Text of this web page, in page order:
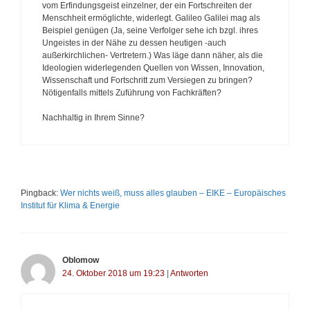
vom Erfindungsgeist einzelner, der ein Fortschreiten der
Menschheit ermöglichte, widerlegt. Galileo Galilei mag als
Beispiel genügen (Ja, seine Verfolger sehe ich bzgl. ihres
Ungeistes in der Nähe zu dessen heutigen -auch
außerkirchlichen- Vertretern.) Was läge dann näher, als die
Ideologien widerlegenden Quellen von Wissen, Innovation,
Wissenschaft und Fortschritt zum Versiegen zu bringen?
Nötigenfalls mittels Zuführung von Fachkräften?
Nachhaltig in Ihrem Sinne?
Pingback: Wer nichts weiß, muss alles glauben – EIKE – Europäisches
Institut für Klima & Energie
Oblomow
24. Oktober 2018 um 19:23 Antworten